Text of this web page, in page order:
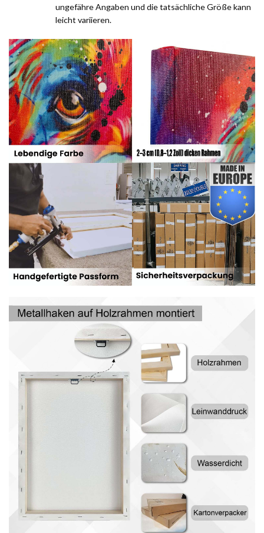
ungefähre Angaben und die tatsächliche Größe kann
leicht variieren.